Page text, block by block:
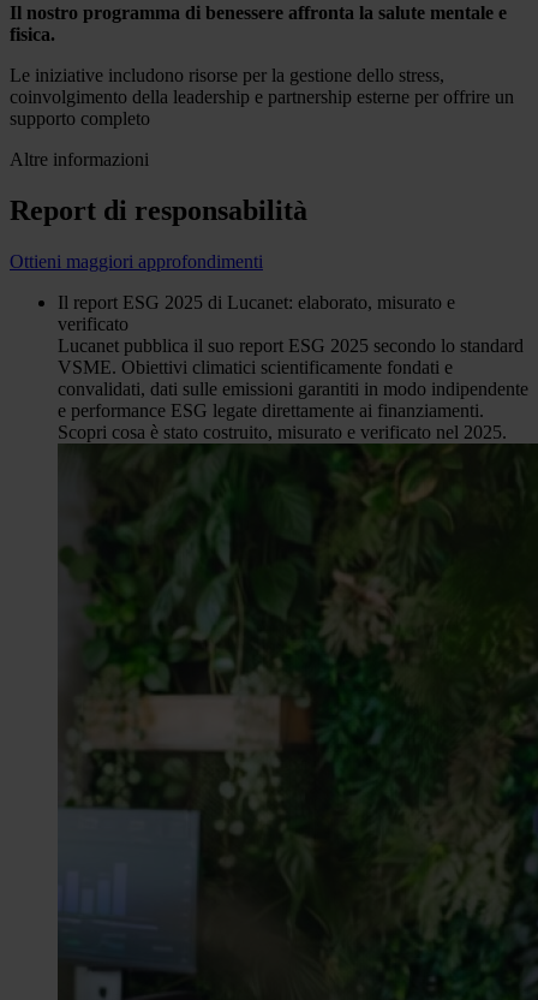
Il nostro programma di benessere affronta la salute mentale e
fisica.
Le iniziative includono risorse per la gestione dello stress,
coinvolgimento della leadership e partnership esterne per offrire un
supporto completo
Altre informazioni
Report di responsabilità
Ottieni maggiori approfondimenti
Il report ESG 2025 di Lucanet: elaborato, misurato e
verificato
Lucanet pubblica il suo report ESG 2025 secondo lo standard
VSME. Obiettivi climatici scientificamente fondati e
convalidati, dati sulle emissioni garantiti in modo indipendente
e performance ESG legate direttamente ai finanziamenti.
Scopri cosa è stato costruito, misurato e verificato nel 2025.